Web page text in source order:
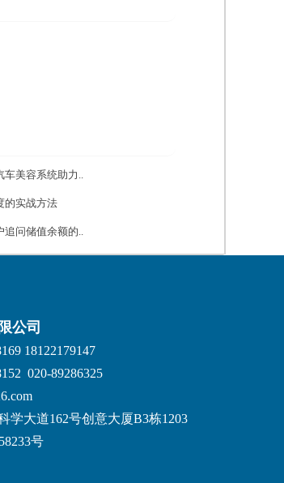
车美容系统助力..
的实战方法
追问储值余额的..
公司
18122179147
020-89286325
学大道162号创意大厦B3栋1203
号